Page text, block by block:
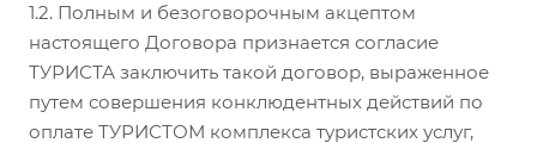
1.2. Полным и безоговорочным акцептом
настоящего Договора признается согласие
ТУРИСТА заключить такой договор, выраженное
путем совершения конклюдентных действий по
оплате ТУРИСТОМ комплекса туристских услуг,